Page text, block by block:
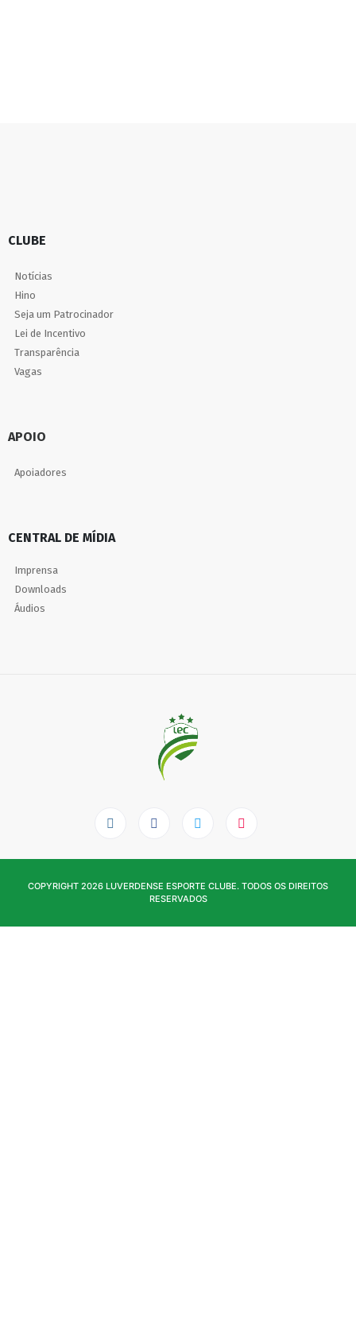
CLUBE
Notícias
Hino
Seja um Patrocinador
Lei de Incentivo
Transparência
Vagas
APOIO
Apoiadores
CENTRAL DE MÍDIA
Imprensa
Downloads
Áudios
COPYRIGHT 2026 LUVERDENSE ESPORTE CLUBE. TODOS OS DIREITOS
RESERVADOS